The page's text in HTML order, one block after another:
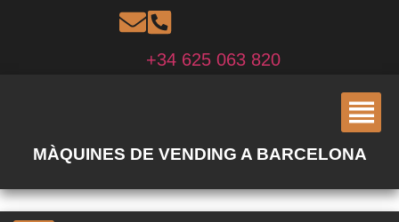
+34 625 063 820
MÀQUINES DE VENDING A BARCELONA